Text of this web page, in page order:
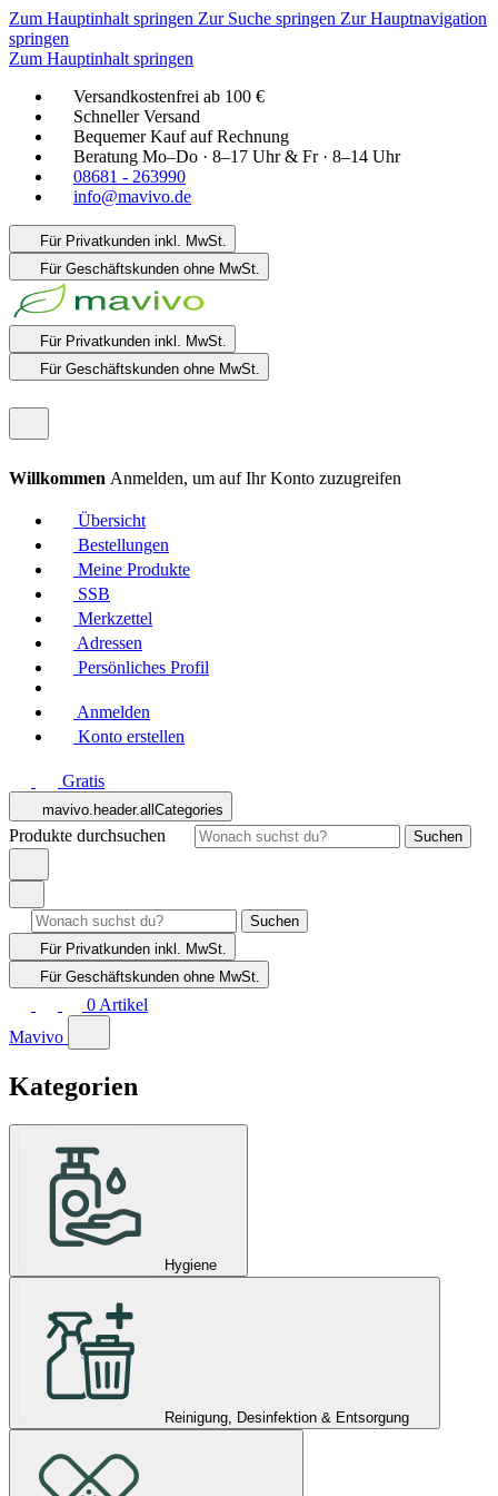
Zum Hauptinhalt springen Zur Suche springen Zur Hauptnavigation
springen
Zum Hauptinhalt springen
Versandkostenfrei ab 100 €
Schneller Versand
Bequemer Kauf auf Rechnung
Beratung Mo–Do · 8–17 Uhr & Fr · 8–14 Uhr
08681 - 263990
info@mavivo.de
Für Privatkunden inkl. MwSt.
Für Geschäftskunden ohne MwSt.
Für Privatkunden inkl. MwSt.
Für Geschäftskunden ohne MwSt.
Willkommen Anmelden, um auf Ihr Konto zuzugreifen
Übersicht
Bestellungen
Meine Produkte
SSB
Merkzettel
Adressen
Persönliches Profil
Anmelden
Konto erstellen
Gratis
mavivo.header.allCategories
Produkte durchsuchen Suchen
Suchen
Für Privatkunden inkl. MwSt.
Für Geschäftskunden ohne MwSt.
0 Artikel
Mavivo
Kategorien
Hygiene
Reinigung, Desinfektion & Entsorgung